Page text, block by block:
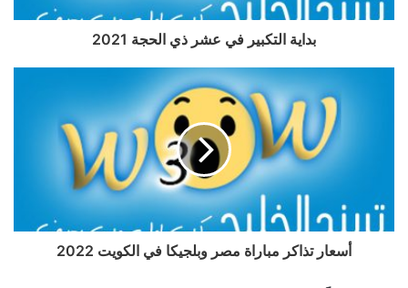
بداية التكبير في عشر ذي الحجة 2021
أسعار تذاكر مباراة مصر وبلجيكا في الكويت 2022